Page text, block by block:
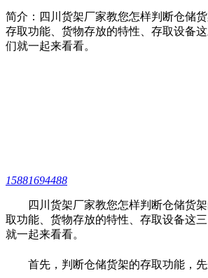
简介：四川货架厂家教您怎样判断仓储
存取功能、货物存放的特性、存取设备
们就一起来看看。
15881694488
四川货架厂家教您怎样判断仓储货
取功能、货物存放的特性、存取设备这
就一起来看看。
首先，判断仓储货架的存取功能，